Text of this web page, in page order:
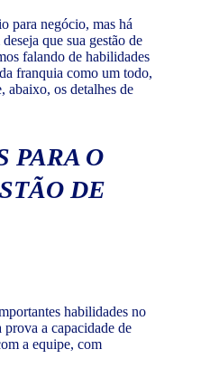
para negócio, mas há
que sua gestão de
falando de habilidades
franquia como um todo,
abaixo, os detalhes de
PARA O
DE
habilidades no
a capacidade de
a equipe, com